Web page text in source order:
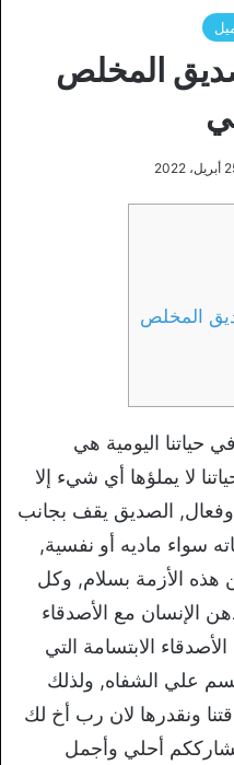
المخلص
2022
المخلص
حياتنا اليومية هي
لا يملؤها أي شيء إلا
وفعال, الصديق يقف بجانب
سواء ماديه أو نفسية,
هذه الأزمة بسلام, وكل
الإنسان مع الأصدقاء
الابتسامة التي
علي الشفاه, ولذلك
ونقدرها لان رب أخ لك
أحلي وأجمل